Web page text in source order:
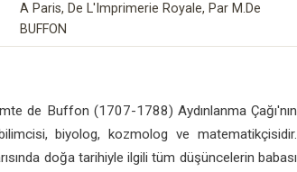
A Paris, De L'Imprimerie Royale, Par M.De
BUFFON
de Buffon (1707-1788) Aydınlanma Çağı'nın
biyolog, kozmolog ve matematikçisidir.
doğa tarihiyle ilgili tüm düşüncelerin babası